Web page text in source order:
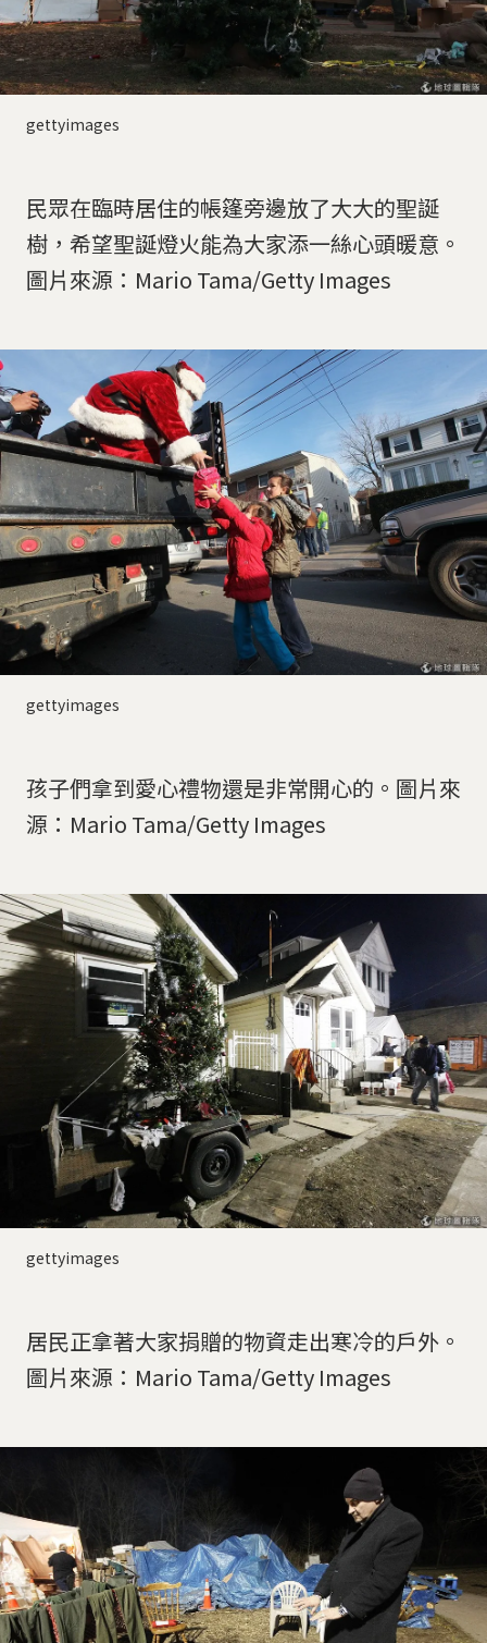
gettyimages
民眾在臨時居住的帳篷旁邊放了大大的聖誕
樹，希望聖誕燈火能為大家添一絲心頭暖意。
圖片來源：Mario Tama/Getty Images
gettyimages
孩子們拿到愛心禮物還是非常開心的。圖片來
源：Mario Tama/Getty Images
gettyimages
居民正拿著大家捐贈的物資走出寒冷的戶外。
圖片來源：Mario Tama/Getty Images